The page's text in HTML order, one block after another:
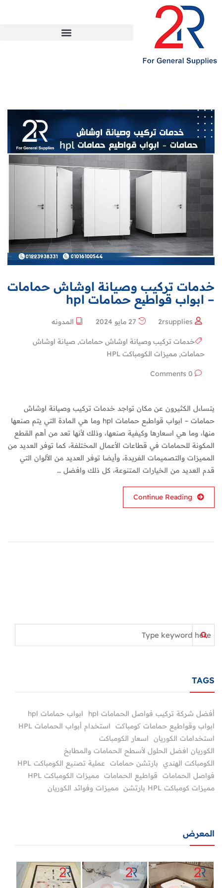
خدمات تركيب وصيانة اوشاش حمامات
– ابواب قواطیع حمامات hpl
2rsupplies المدونه
خدمات تركيب وصيانة اوشاش حمامات, صيانة اوشاش
حمامات, مميزات الكومباكت HPL
يتساءل الكثيرون عن مكان تواجد خدمات تركيب وصيانة اوشاش
حمامات – ابواب قواطیع حمامات hpl وما هي المادة التي يتم صنعها
منها، وما هي اسعارها وكيفية صنعها، وذلك لأنها تعد من أهم القطع
المكونة للحمامات في قطاعات الأعمال المختلفة، كما توفر العديد من
المميزات والتصميمات الفريدة، وأيضا توفر العديد من الألوان التي
قدم العديد من الخيارات المتنوعة، كل ذلك وافضل …
Continue Reading
TAGS
أفضل شركة تركيب فواصل الحمامات hpl
ابواب حمامات hpl
ابواب وقواطيع حمامات کومباکت
استخدام أبواب الحمامات HPL
استخدامات الكوريان
اسعار الكومباكت
الكوريان افضل الحلول لأسطح الحمامات والمطابخ
الكومباكت الهندي
بارتشن حمامات
عملية تصنيع الكومباكت HPL
فواصل الحمامات
قواطيع الحمامات مميزات الكومباكت HPL
مميزات كومباكت HPL بارتشن
مميزات وفوائد الكوريان
المعرض